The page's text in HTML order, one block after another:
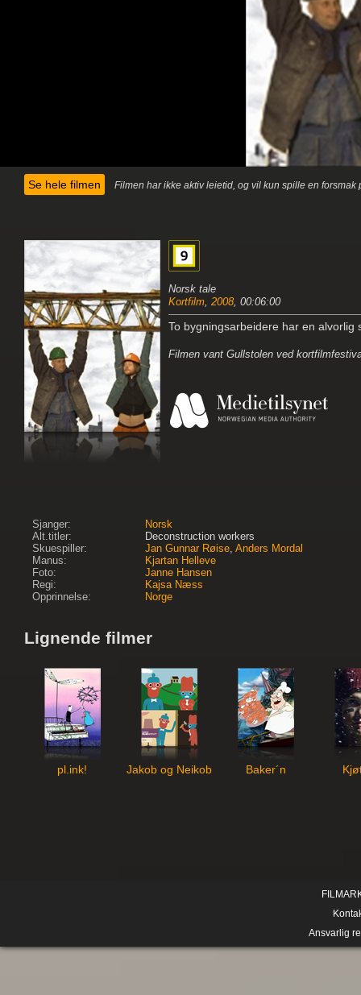
Se hele filmen Filmen har ikke aktiv leietid, og vil kun spille en forsmak
Norsk tale
Kortfilm, 2008, 00:06:00
To bygningsarbeidere har en alvorlig
Filmen vant Gullstolen ved
Sjanger:
Norsk
Alt.titler:
Deconstruction workers
Skuespiller:
Jan Gunnar Røise, Anders Mordal
Manus:
Kjartan Helleve
Foto:
Janne Hansen
Regi:
Kajsa Næss
Opprinnelse:
Norge
Lignende filmer
pl.ink! Jakob og Neikob Baker´n
Ansvarlig